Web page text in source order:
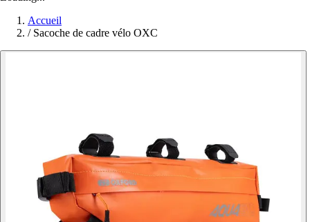
Accueil
/ Sacoche de cadre vélo OXC